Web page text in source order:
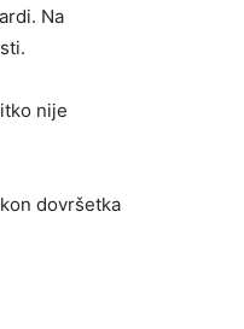
Na
nije
dovršetka